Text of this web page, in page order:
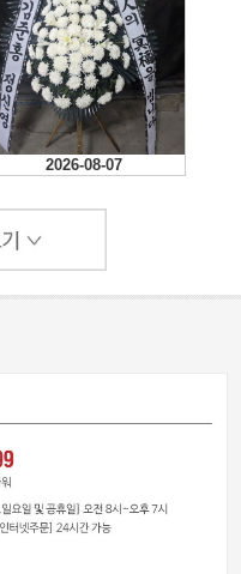
2026-08-07
2026-08-07